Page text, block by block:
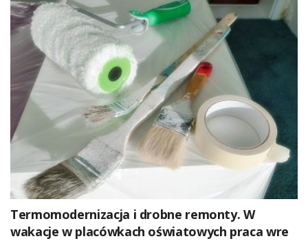
Termomodernizacja i drobne remonty. W
wakacje w placówkach oświatowych praca wre